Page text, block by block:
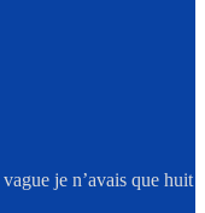
je n’avais que huit